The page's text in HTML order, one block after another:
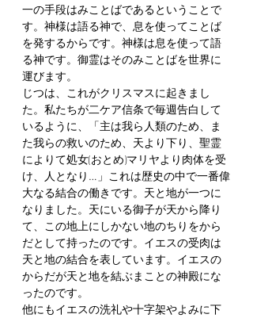
一の手段はみことばであるということで
す。神様は語る神で、息を使ってことば
を発するからです。神様は息を使って語
る神です。御霊はそのみことばを世界に
運びます。
じつは、これがクリスマスに起きまし
た。私たちが二ケア信条で毎週告白して
いるように、「主は我ら人類のため、ま
た我らの救いのため、天より下り、聖霊
によりて処女(おとめ)マリヤより肉体を受
け、人となり…」これは歴史の中で一番偉
大なる結合の働きです。天と地が一つに
なりました。天にいる御子が天から降り
て、この地上にしかない地のちりをから
だとして持ったのです。イエスの受肉は
天と地の結合を表しています。イエスの
からだが天と地を結ぶまことの神殿にな
ったのです。
他にもイエスの洗礼や十字架やよみに下